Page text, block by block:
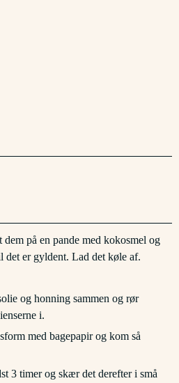
på en pande med kokosmel og
det er gyldent. Lad det køle af.
og honning sammen og rør
i.
med bagepapir og kom så
3 timer og skær det derefter i små